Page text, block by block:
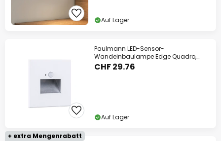
Auf Lager
Paulmann LED-Sensor-
Wandeinbaulampe Edge Quadro,
weiß 8x8 cm
CHF 29.76
Auf Lager
+ extra Mengenrabatt